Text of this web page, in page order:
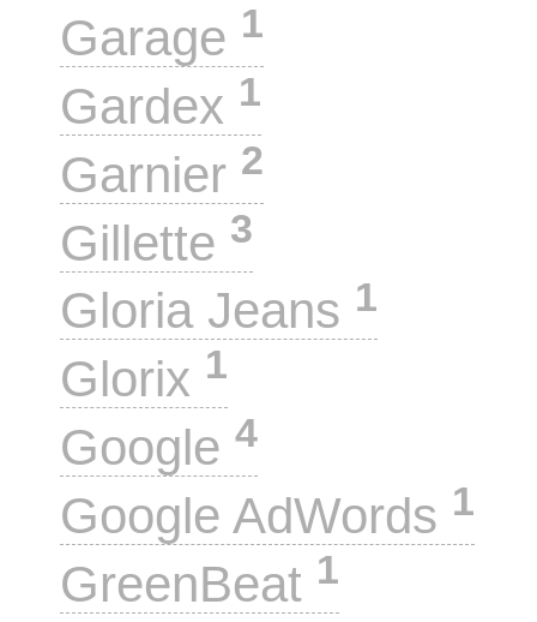
Garage 1
Gardex 1
Garnier 2
Gillette 3
Gloria Jeans 1
Glorix 1
Google 4
Google AdWords 1
GreenBeat 1